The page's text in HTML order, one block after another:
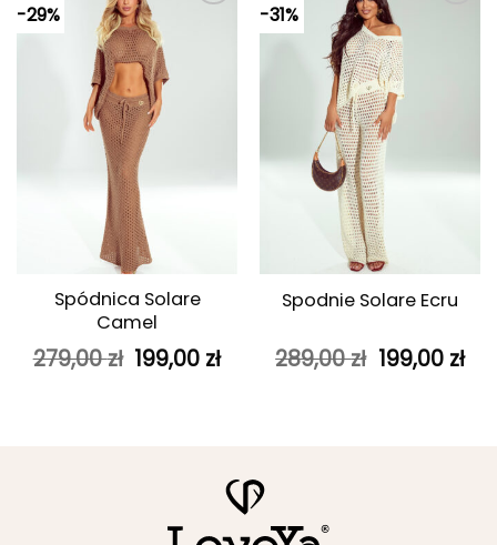
-29%
ulubionych
Spódnica Solare
Camel
279,00zł Pierwotna
cena
199,00 złAktualna
-31%
ulubionych
Spodnie Solare Ecru
289,00zł Pierwotna
cena
199,00 zł